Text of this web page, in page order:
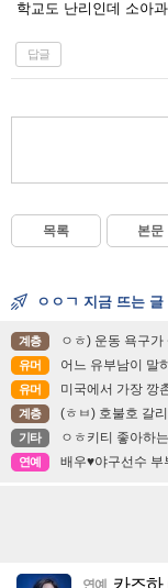
학교도 난리인데 소아
답글
목록 본문
ㅇㅇㄱ 지금 뜨는 글
계층 ㅇㅎ) 운동 욕구
유머 어느 유부남이 말
유머 미국에서 가장 깡
계층 (ㅎㅂ) 호불호 갈
기타 ㅇㅎ키티 좋아하
연예 배우♥야구선수